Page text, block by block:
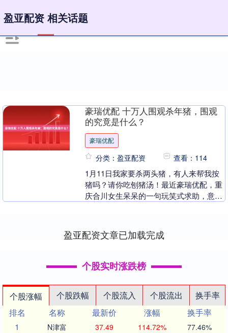
盈亚配资 相关话题
豪瑞优配 十万人围观杀年猪，围观
的究竟是什么？
豪瑞优配
分类：盈亚配资 查看：114
1月11日我家要杀两头猪，有人来帮我按
猪吗？请你吃刨猪汤！最近豪瑞优配，重
庆合川女生呆呆的一句玩笑式求助，意外
盈亚配资文章已加载完成
个股实时涨跌榜
个股涨幅 个股跌幅 个股流入 个股流出
换手率
排名
名称 最新价 涨幅
换手率
1
N津富 37.49 114.72% 77.46%